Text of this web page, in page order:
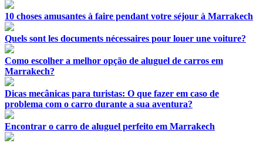
10 choses amusantes à faire pendant votre séjour à Marrakech
Quels sont les documents nécessaires pour louer une voiture?
Como escolher a melhor opção de aluguel de carros em
Marrakech?
Dicas mecânicas para turistas: O que fazer em caso de
problema com o carro durante a sua aventura?
Encontrar o carro de aluguel perfeito em Marrakech